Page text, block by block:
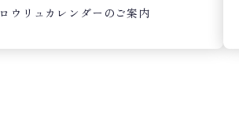
ロウリュカレンダーのご案内